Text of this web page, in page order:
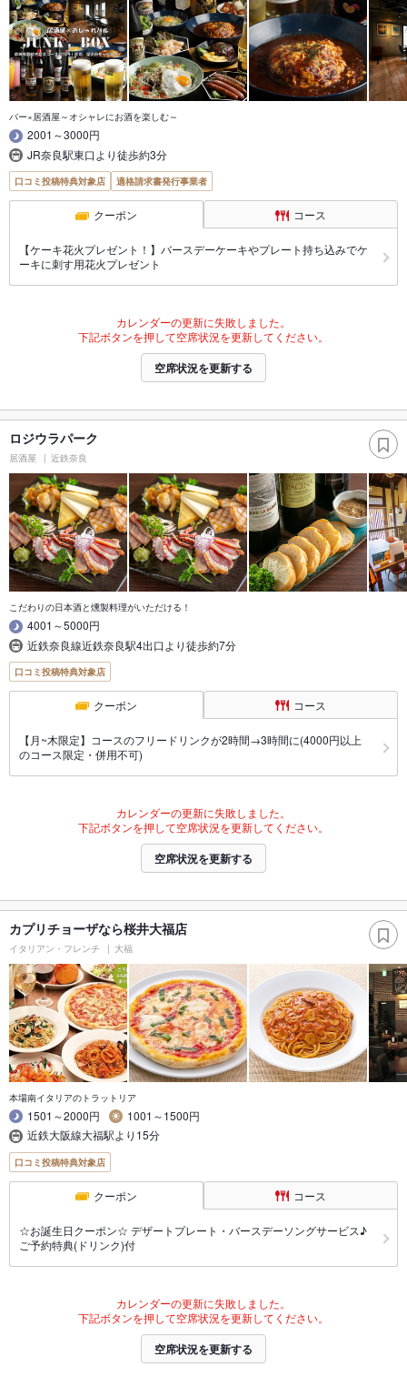
バー×居酒屋～オシャレにお酒を楽しむ～
2001～3000円
JR奈良駅東口より徒歩約3分
口コミ投稿特典対象店 適格請求書発行事業者
クーポン コース
【ケーキ花火プレゼント！】バースデーケーキやプレート持ち込みでケ
ーキに刺す用花火プレゼント
カレンダーの更新に失敗しました。
下記ボタンを押して空席状況を更新してください。
空席状況を更新する
ロジウラパーク
居酒屋 近鉄奈良
こだわりの日本酒と燻製料理がいただける！
4001～5000円
近鉄奈良線近鉄奈良駅4出口より徒歩約7分
口コミ投稿特典対象店
クーポン コース
【月~木限定】コースのフリードリンクが2時間→3時間に(4000円以上
のコース限定・併用不可)
カレンダーの更新に失敗しました。
下記ボタンを押して空席状況を更新してください。
空席状況を更新する
カプリチョーザなら桜井大福店
イタリアン・フレンチ 大福
本場南イタリアのトラットリア
1501～2000円
1001～1500円
近鉄大阪線大福駅より15分
口コミ投稿特典対象店
クーポン コース
☆お誕生日クーポン☆ デザートプレート・バースデーソングサービス♪
ご予約特典(ドリンク)付
カレンダーの更新に失敗しました。
下記ボタンを押して空席状況を更新してください。
空席状況を更新する